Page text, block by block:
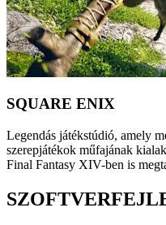
SQUARE ENIX
Legendás játékstúdió, amely
szerepjátékok műfajának
Final Fantasy XIV-ben is